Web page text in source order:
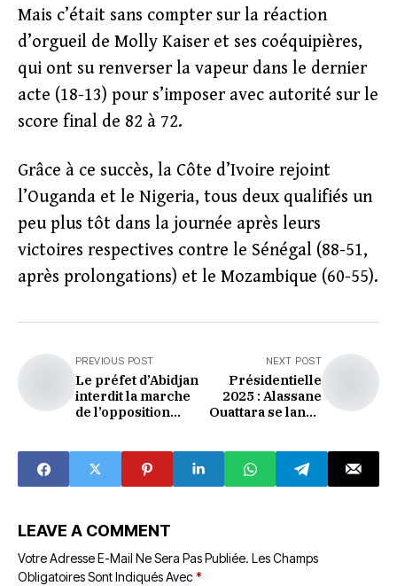
Mais c’était sans compter sur la réaction
d’orgueil de Molly Kaiser et ses coéquipières,
qui ont su renverser la vapeur dans le dernier
acte (18-13) pour s’imposer avec autorité sur le
score final de 82 à 72.
Grâce à ce succès, la Côte d’Ivoire rejoint
l’Ouganda et le Nigeria, tous deux qualifiés un
peu plus tôt dans la journée après leurs
victoires respectives contre le Sénégal (88-51,
après prolongations) et le Mozambique (60-55).
PREVIOUS POST
Le préfet d’Abidjan
interdit la marche
de l’opposition
NEXT POST
Présidentielle
2025 : Alassane
Ouattara se lance
mandat
LEAVE A COMMENT
Votre Adresse E-Mail Ne Sera Pas Publiée. Les Champs
Obligatoires Sont Indiqués Avec*